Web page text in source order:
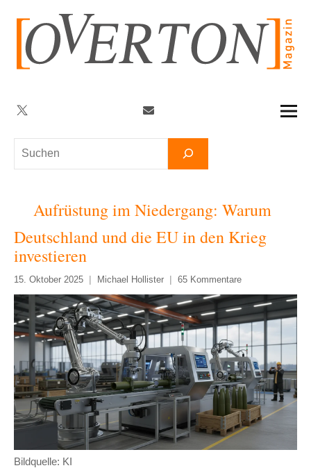
springen
Suchen
Twitter
Aufrüstung im Niedergang: Warum
Deutschland und die EU in den Krieg
investieren
15. Oktober 2025 Michael Hollister 65 Kommentare
Bildquelle: KI